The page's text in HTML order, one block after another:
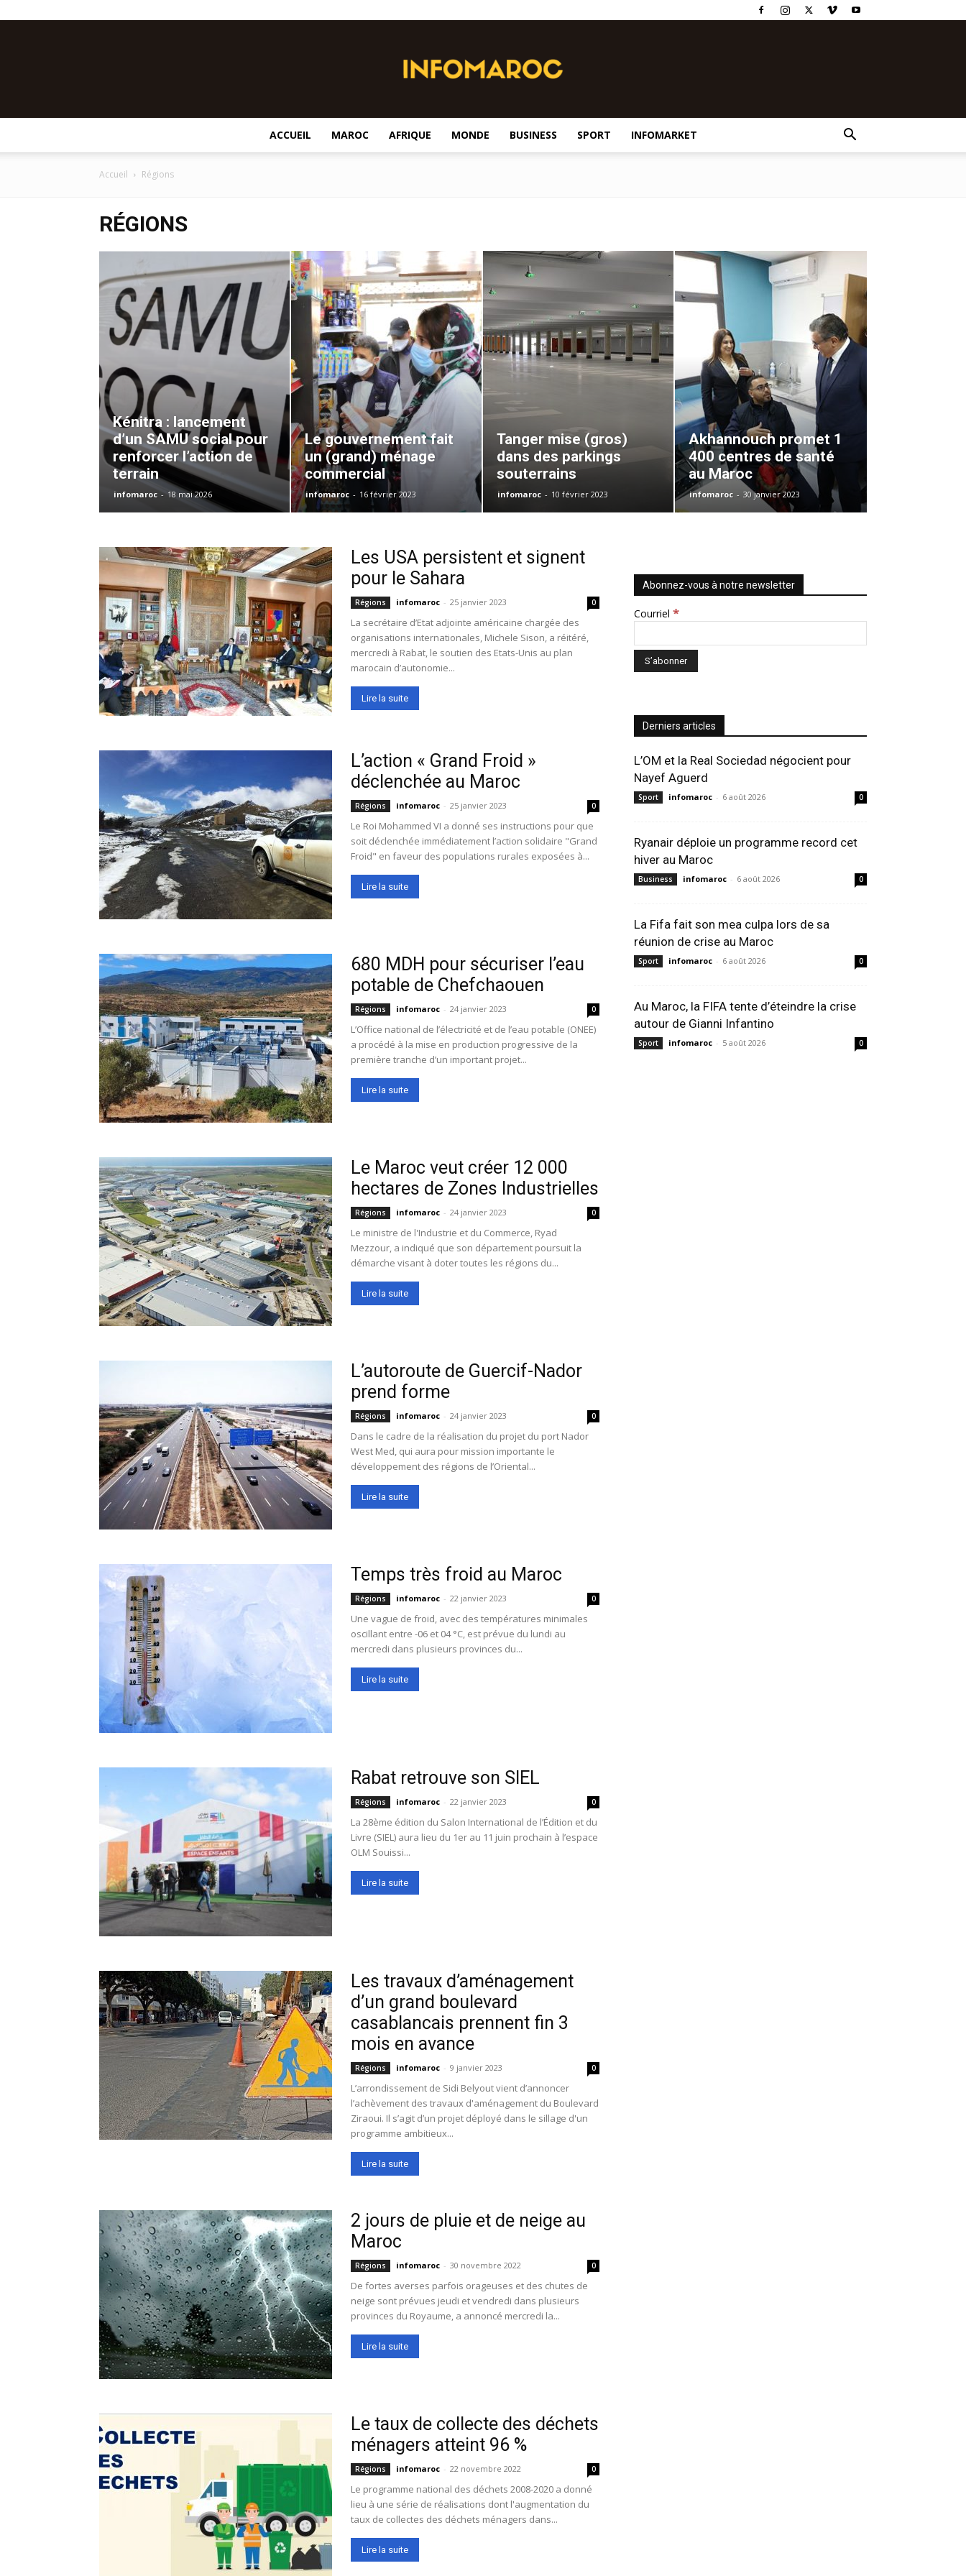
ACCUEIL MAROC AFRIQUE MONDE BUSINESS SPORT INFOMARKET
Accueil Régions
RÉGIONS
Kénitra : lancement
d’un SAMU social pour
renforcer l’action de
terrain
infomaroc - 18 mai 2026
Le gouvernement fait
un (grand) ménage
commercial
infomaroc - 16 février 2023
Tanger mise (gros)
dans des parkings
souterrains
infomaroc - 10 février 2023
Akhannouch promet 1
400 centres de santé
au Maroc
infomaroc - 30 janvier 2023
Les USA persistent et signent
pour le Sahara
Régions infomaroc - 25 janvier 2023 0
La secrétaire d’Etat adjointe américaine chargée des
organisations internationales, Michele Sison, a réitéré,
mercredi à Rabat, le soutien des Etats-Unis au plan
marocain d’autonomie...
Lire la suite
L’action « Grand Froid »
déclenchée au Maroc
Régions infomaroc - 25 janvier 2023 0
Le Roi Mohammed VI a donné ses instructions pour que
soit déclenchée immédiatement l’action solidaire "Grand
Froid" en faveur des populations rurales exposées à...
Lire la suite
680 MDH pour sécuriser l’eau
potable de Chefchaouen
Régions infomaroc - 24 janvier 2023 0
L’Office national de l’électricité et de l’eau potable (ONEE)
a procédé à la mise en production progressive de la
première tranche d’un important projet...
Lire la suite
Le Maroc veut créer 12 000
hectares de Zones Industrielles
Régions infomaroc - 24 janvier 2023 0
Le ministre de l'Industrie et du Commerce, Ryad
Mezzour, a indiqué que son département poursuit la
démarche visant à doter toutes les régions du...
Lire la suite
L’autoroute de Guercif-Nador
prend forme
Régions infomaroc - 24 janvier 2023 0
Dans le cadre de la réalisation du projet du port Nador
West Med, qui aura pour mission importante le
développement des régions de l’Oriental...
Lire la suite
Temps très froid au Maroc
Régions infomaroc - 22 janvier 2023 0
Une vague de froid, avec des températures minimales
oscillant entre -06 et 04 °C, est prévue du lundi au
mercredi dans plusieurs provinces du...
Lire la suite
Rabat retrouve son SIEL
Régions infomaroc - 22 janvier 2023 0
La 28ème édition du Salon International de l’Édition et du
Livre (SIEL) aura lieu du 1er au 11 juin prochain à l’espace
OLM Souissi...
Lire la suite
Les travaux d’aménagement
d’un grand boulevard
casablancais prennent fin 3
mois en avance
Régions infomaroc - 9 janvier 2023 0
L’arrondissement de Sidi Belyout vient d’annoncer
l’achèvement des travaux d'aménagement du Boulevard
Ziraoui. Il s’agit d’un projet déployé dans le sillage d'un
programme ambitieux...
Lire la suite
2 jours de pluie et de neige au
Maroc
Régions infomaroc - 30 novembre 2022 0
De fortes averses parfois orageuses et des chutes de
neige sont prévues jeudi et vendredi dans plusieurs
provinces du Royaume, a annoncé mercredi la...
Lire la suite
Le taux de collecte des déchets
ménagers atteint 96 %
Régions infomaroc - 22 novembre 2022 0
Le programme national des déchets 2008-2020 a donné
lieu à une série de réalisations dont l'augmentation du
taux de collectes des déchets ménagers dans...
Lire la suite
Abonnez-vous à notre newsletter
Courriel *
Derniers articles
L’OM et la Real Sociedad négocient pour
Nayef Aguerd
Sport infomaroc - 6 août 2026 0
Ryanair déploie un programme record cet
hiver au Maroc
Business infomaroc - 6 août 2026 0
La Fifa fait son mea culpa lors de sa
réunion de crise au Maroc
Sport infomaroc - 6 août 2026 0
Au Maroc, la FIFA tente d’éteindre la crise
autour de Gianni Infantino
Sport infomaroc - 5 août 2026 0